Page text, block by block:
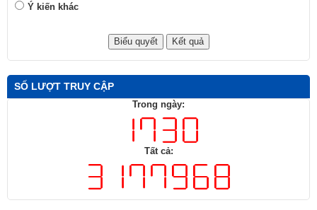
Ý kiến khác
SỐ LƯỢT TRUY CẬP
Trong ngày:
Tất cả: